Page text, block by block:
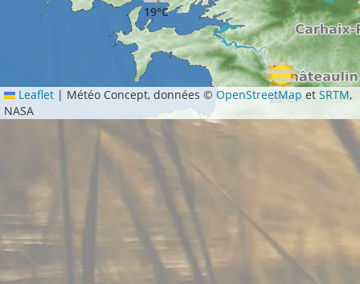
19°C
20°C
Leaflet | Météo Concept, données ©OpenStreetMap etSRTM,
NASA